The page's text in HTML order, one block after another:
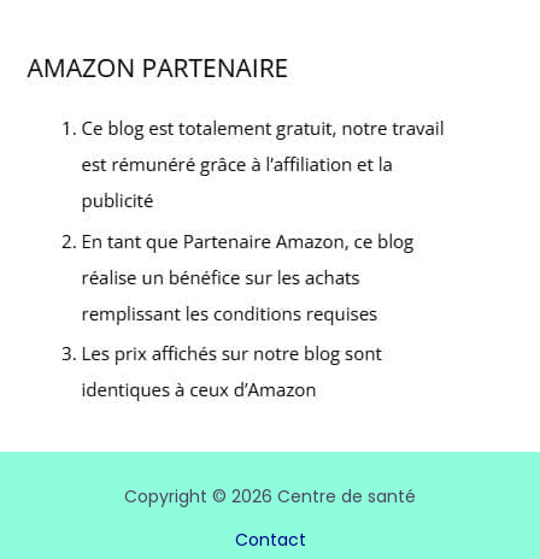
Copyright © 2026 Centre de santé
Contact